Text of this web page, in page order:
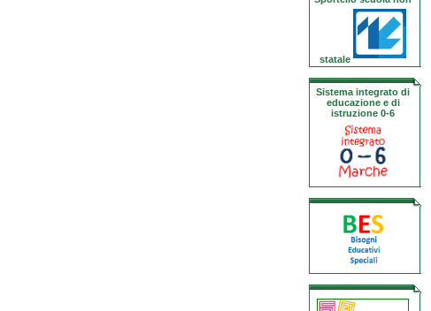
statale
Sistema integrato di
educazione e di
istruzione 0-6